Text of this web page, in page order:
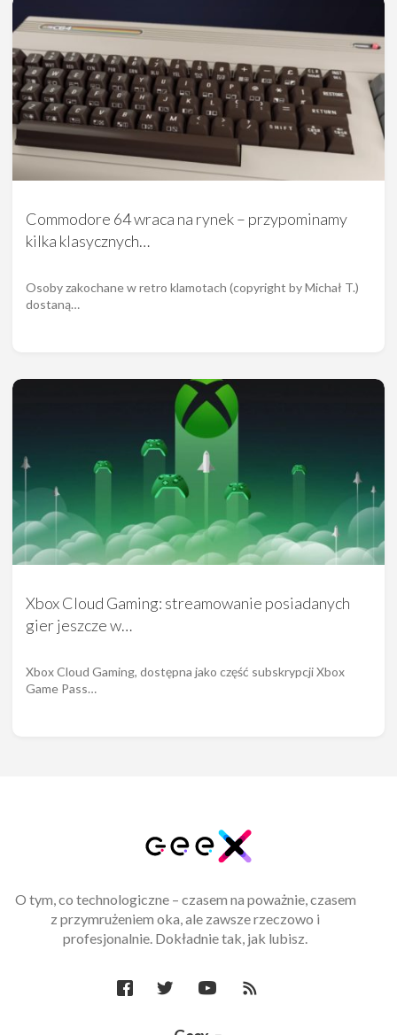
Commodore 64 wraca na rynek – przypominamy
kilka klasycznych…
Osoby zakochane w retro klamotach (copyright by Michał T.)
dostaną…
Xbox Cloud Gaming: streamowanie posiadanych
gier jeszcze w…
Xbox Cloud Gaming, dostępna jako część subskrypcji Xbox
Game Pass…
O tym, co technologiczne – czasem na poważnie, czasem
z przymrużeniem oka, ale zawsze rzeczowo i
profesjonalnie. Dokładnie tak, jak lubisz.